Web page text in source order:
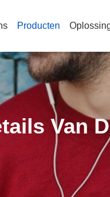
Producten
Van